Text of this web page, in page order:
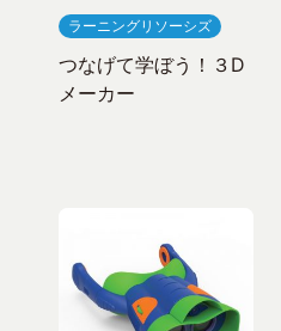
ラーニングリソーシズ
つなげて学ぼう！３D
メーカー